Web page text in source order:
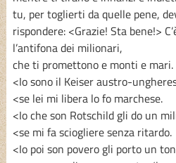
tu, per toglierti da quelle pene,
rispondere: <Grazie! Sta bene!>
l’antifona dei milionari,
che ti promettono e monti e mari.
<Io sono il Keiser austro-
<se lei mi libera lo fo marchese.
<Io che son Rotschild gli do un
<se mi fa sciogliere senza ritardo.
<Io poi son povero gli porto un